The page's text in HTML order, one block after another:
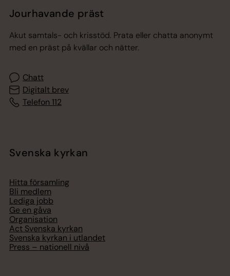
Jourhavande präst
Akut samtals- och krisstöd. Prata eller chatta anonymt
med en präst på kvällar och nätter.
Chatt
Digitalt brev
Telefon 112
Svenska kyrkan
Hitta församling
Bli medlem
Lediga jobb
Ge en gåva
Organisation
Act Svenska kyrkan
Svenska kyrkan i utlandet
Press – nationell nivå